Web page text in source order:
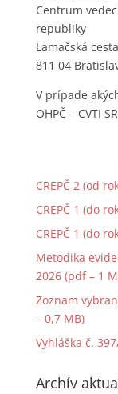
Centrum
republiky
Lamačská
811 04
V prípade
OHPČ – CVTI
CREPČ 2 (od
CREPČ 1 (do
CREPČ 1 (do
Metodika
2026 (pdf – 1
Zoznam
– 0,7 MB)
Vyhláška č.
Archív